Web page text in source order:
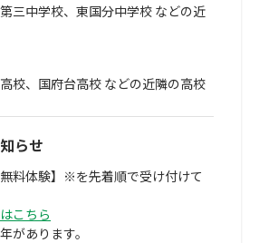
三中学校、東国分中学校 などの近
校、国府台高校 などの近隣の高校
らせ
料体験】※を先着順で受け付けて
こちら
があります。